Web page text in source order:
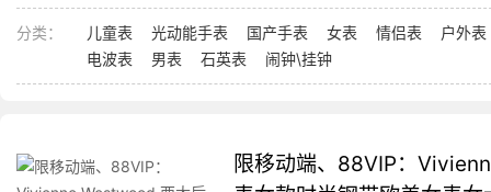
分类： 儿童表 光动能手表 国产手表 女表 情侣表
户外表
电波表
男表 石英表 闹钟\挂钟
限移动端、88VIP：